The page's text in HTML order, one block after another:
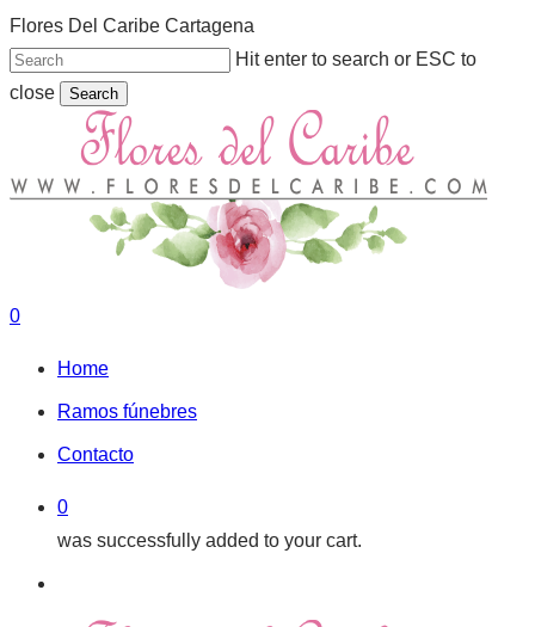
Skip
to
main
Flores Del Caribe Cartagena
Hit enter to search or ESC to
close
Search
0
Home
Ramos fúnebres
Contacto
0
was successfully added to your cart.